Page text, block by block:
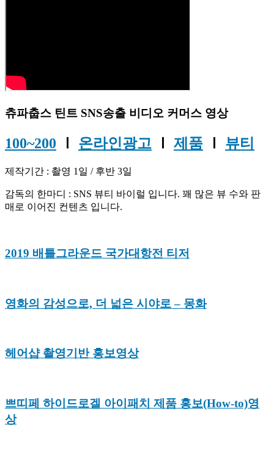
츄파춥스 틴트 SNS송출 비디오 커머스 영상
100~200 온라인광고 제품 뷰티
제작기간 : 촬영 1일 / 후반 3일
감독의 한마디 : SNS 뷰티 바이럴 입니다. 꽤 많은 뷰 수와 판
매로 이어진 컨텐츠 입니다.
2019 배틀그라운드 국가대항전 티저
영화의 감성으로, 더 넓은 시야로– 몽화
헤어샵 촬영기반 홍보영상
쁘띠페 하이드로겔 아이패치 제품 홍보(How-to)영
상